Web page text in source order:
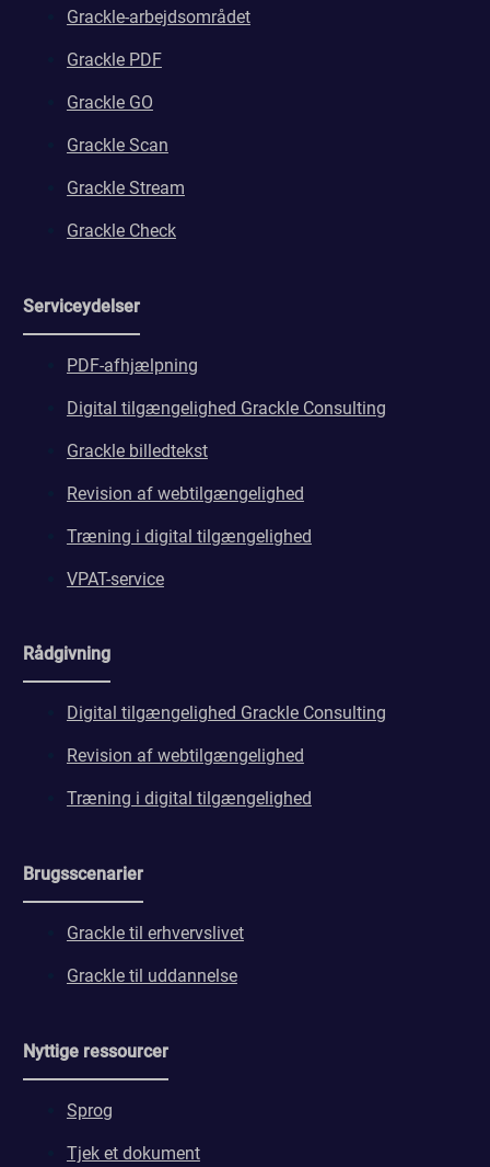
Grackle-arbejdsområdet
Grackle PDF
Grackle GO
Grackle Scan
Grackle Stream
Grackle Check
Serviceydelser
PDF-afhjælpning
Digital tilgængelighed Grackle Consulting
Grackle billedtekst
Revision af webtilgængelighed
Træning i digital tilgængelighed
VPAT-service
Rådgivning
Digital tilgængelighed Grackle Consulting
Revision af webtilgængelighed
Træning i digital tilgængelighed
Brugsscenarier
Grackle til erhvervslivet
Grackle til uddannelse
Nyttige ressourcer
Sprog
Tjek et dokument